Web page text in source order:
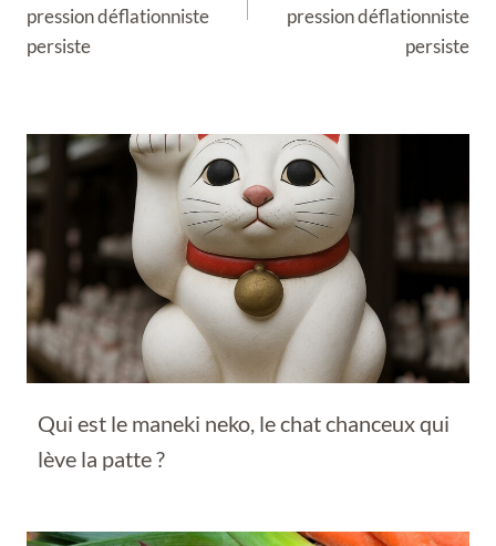
pression déflationniste
persiste
pression déflationniste
persiste
Qui est le maneki neko, le chat chanceux qui
lève la patte ?